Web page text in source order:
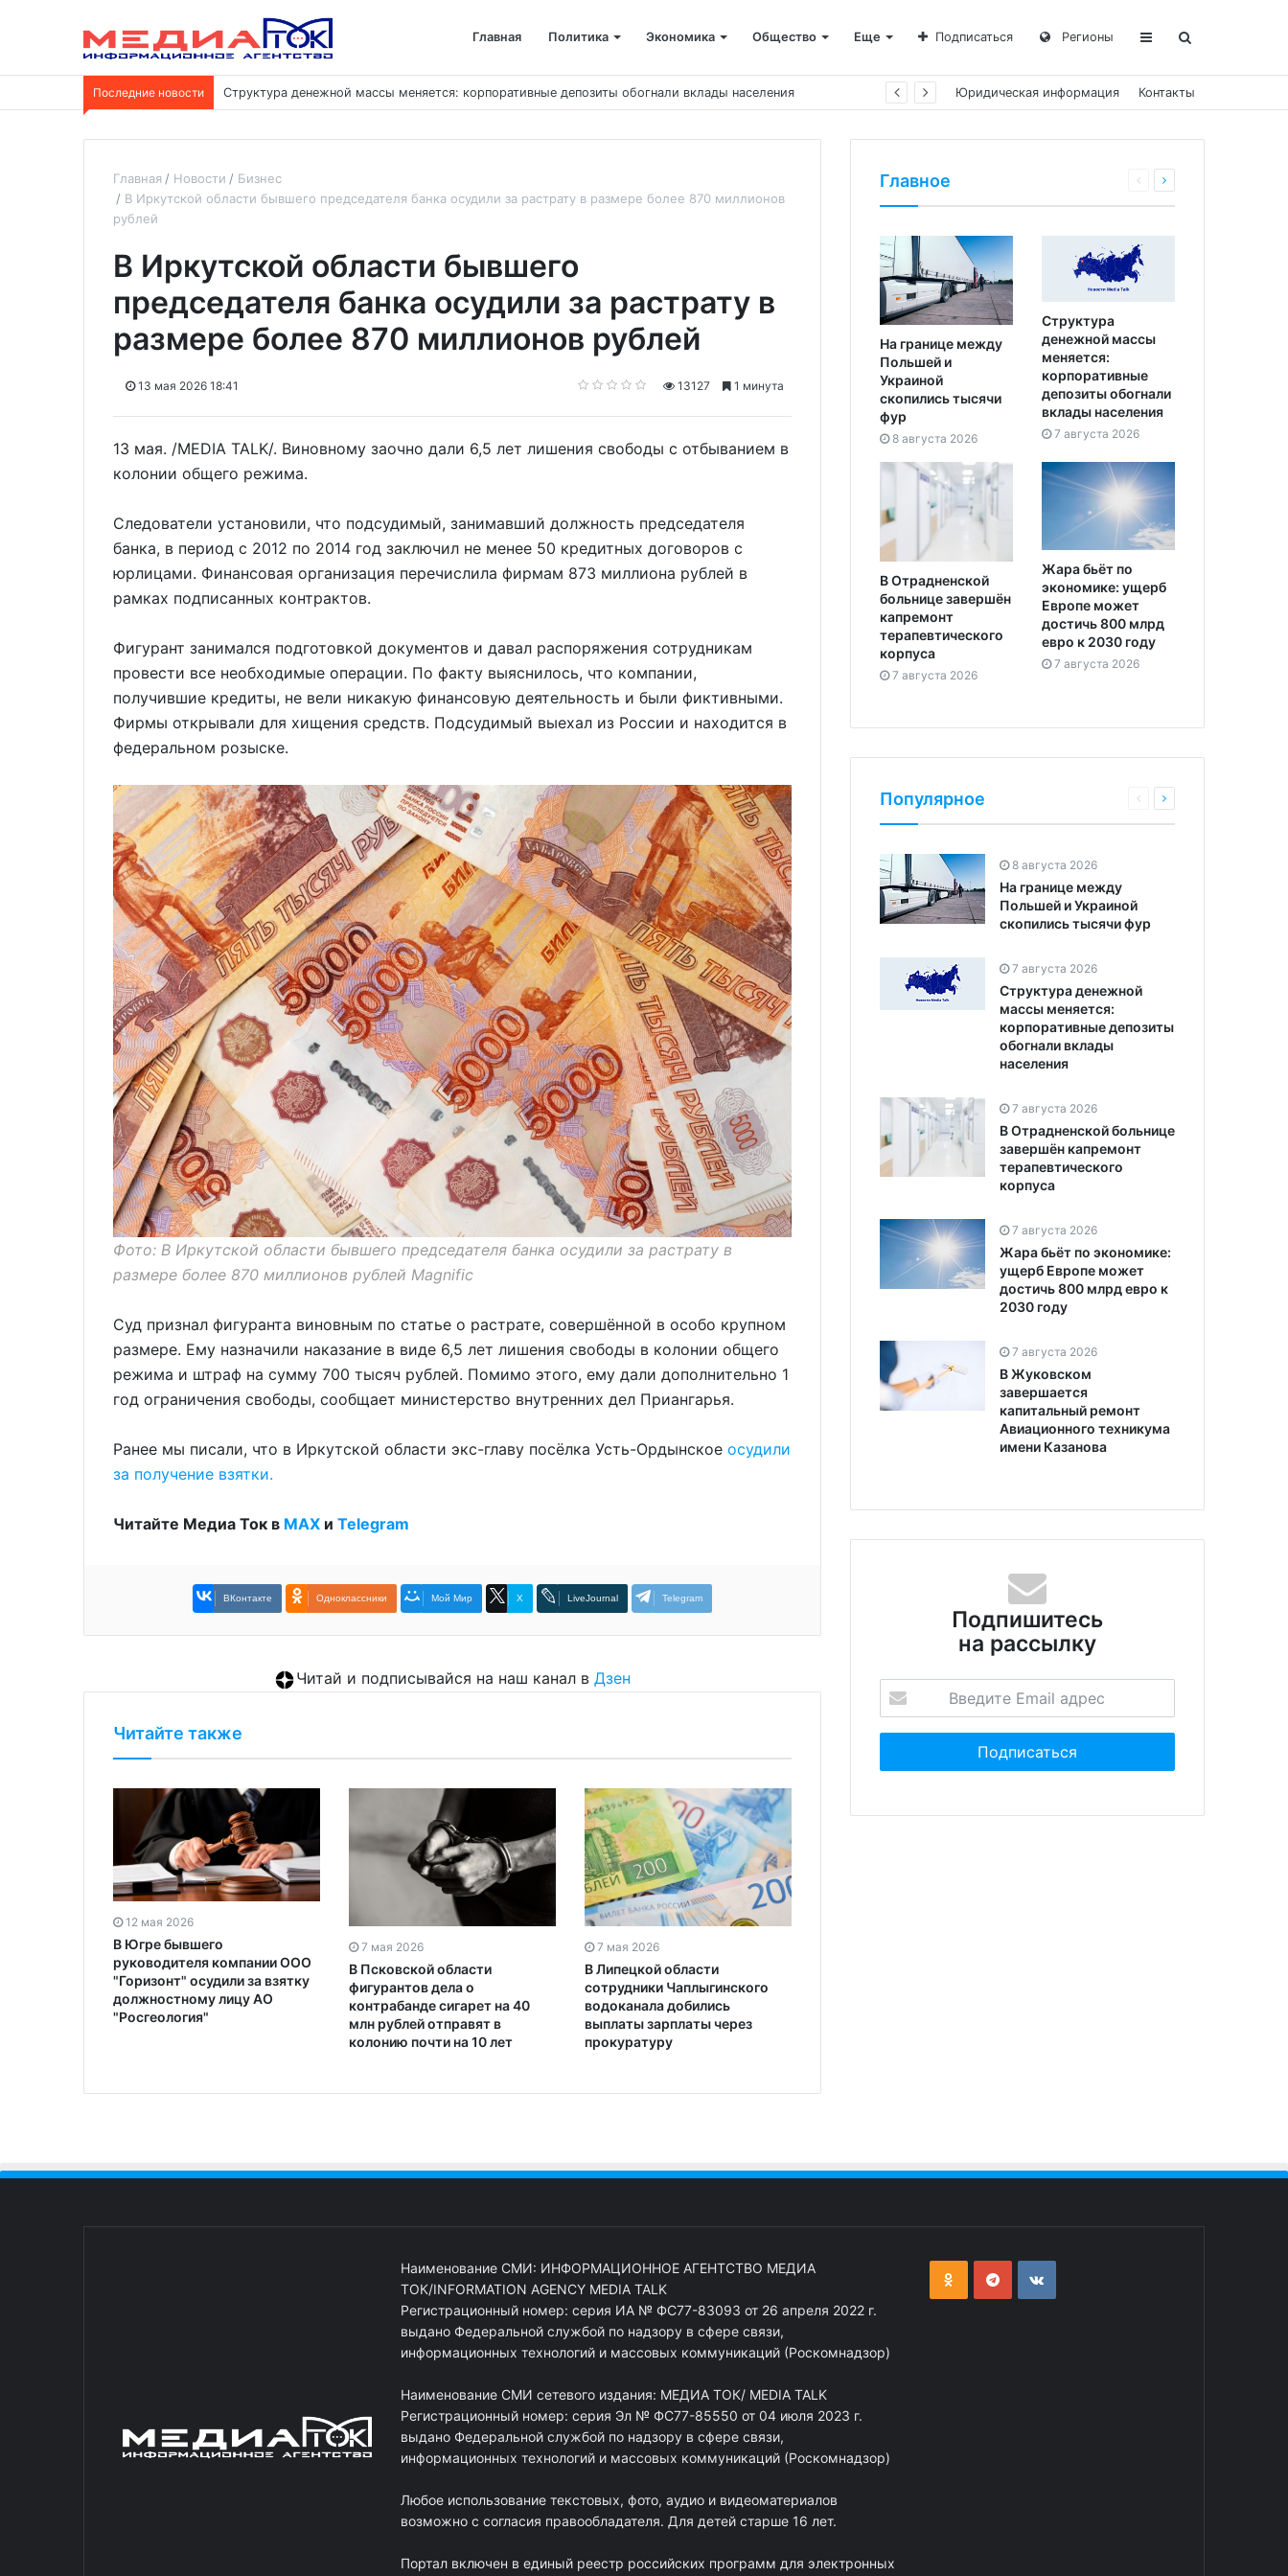
Главная Политика Экономика Общество Еще Подписаться Регионы
Последние новости Структура денежной массы меняется: корпоративные депозиты обогнали вклады населения Юридическая информация Контакты
Главная Новости
Бизнес
В Иркутской области бывшего председателя банка осудили за растрату в размере более 870 миллионов
рублей
В Иркутской области бывшего
председателя банка осудили за растрату в
размере более 870 миллионов рублей
13 мая 2026 18:41 13127 1 минута
13 мая. /MEDIA TALK/. Виновному заочно дали 6,5 лет лишения свободы с отбыванием в
колонии общего режима.
Следователи установили, что подсудимый, занимавший должность председателя
банка, в период с 2012 по 2014 год заключил не менее 50 кредитных договоров с
юрлицами. Финансовая организация перечислила фирмам 873 миллиона рублей в
рамках подписанных контрактов.
Фигурант занимался подготовкой документов и давал распоряжения сотрудникам
провести все необходимые операции. По факту выяснилось, что компании,
получившие кредиты, не вели никакую финансовую деятельность и были фиктивными.
Фирмы открывали для хищения средств. Подсудимый выехал из России и находится в
федеральном розыске.
Фото: В Иркутской области бывшего председателя банка осудили за растрату в
размере более 870 миллионов рублей Magnific
Суд признал фигуранта виновным по статье о растрате, совершённой в особо крупном
размере. Ему назначили наказание в виде 6,5 лет лишения свободы в колонии общего
режима и штраф на сумму 700 тысяч рублей. Помимо этого, ему дали дополнительно 1
год ограничения свободы, сообщает министерство внутренних дел Приангарья.
Ранее мы писали, что в Иркутской области экс-главу посёлка Усть-Ордынское осудили
за получение взятки.
Читайте Медиа Ток в МАХ и Telegram
ВКонтакте Одноклассники Мой Мир X LiveJournal Telegram
Читай и подписывайся на наш канал в Дзен
Читайте также
12 мая 2026
В Югре бывшего
руководителя компании ООО
"Горизонт" осудили за взятку
должностному лицу АО
"Росгеология"
7 мая 2026
В Псковской области
фигурантов дела о
контрабанде сигарет на 40
млн рублей отправят в
колонию почти на 10 лет
7 мая 2026
В Липецкой области
сотрудники Чаплыгинского
водоканала добились
выплаты зарплаты через
прокуратуру
Главное
На границе между
Польшей и
Украиной
скопились тысячи
фур
8 августа 2026
Структура
денежной массы
меняется:
корпоративные
депозиты обогнали
вклады населения
7 августа 2026
В Отрадненской
больнице завершён
капремонт
терапевтического
корпуса
7 августа 2026
Жара бьёт по
экономике: ущерб
Европе может
достичь 800 млрд
евро к 2030 году
7 августа 2026
Популярное
8 августа 2026
На границе между
Польшей и Украиной
скопились тысячи фур
7 августа 2026
Структура денежной
массы меняется:
корпоративные депозиты
обогнали вклады
населения
7 августа 2026
В Отрадненской больнице
завершён капремонт
терапевтического
корпуса
7 августа 2026
Жара бьёт по экономике:
ущерб Европе может
достичь 800 млрд евро к
2030 году
7 августа 2026
В Жуковском
завершается
капитальный ремонт
Авиационного техникума
имени Казанова
Подпишитесь
на рассылку
Наименование СМИ: ИНФОРМАЦИОННОЕ АГЕНТСТВО МЕДИА
ТОК/INFORMATION AGENCY MEDIA TALK
Регистрационный номер: серия ИА № ФС77-83093 от 26 апреля 2022 г.
выдано Федеральной службой по надзору в сфере связи,
информационных технологий и массовых коммуникаций (Роскомнадзор)
Наименование СМИ сетевого издания: МЕДИА ТОК/ MEDIA TALK
Регистрационный номер: серия Эл № ФС77-85550 от 04 июля 2023 г.
выдано Федеральной службой по надзору в сфере связи,
информационных технологий и массовых коммуникаций (Роскомнадзор)
Любое использование текстовых, фото, аудио и видеоматериалов
возможно с согласия правообладателя. Для детей старше 16 лет.
Портал включен в единый реестр российских программ для электронных